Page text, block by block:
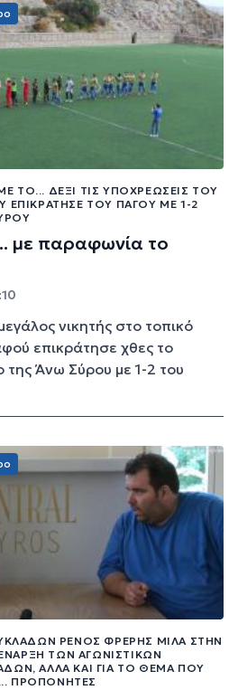
ΤΟ... ΔΕΞΊ ΤΙΣ ΥΠΟΧΡΕΏΣΕΙΣ ΤΟΥ
ΤΟΥ ΠΆΓΟΥ ΜΕ 1-2
με παραφωνία το
νικητής στο τοπικό
επικράτησε χθες το
Άνω Σύρου με 1-2 του
ΡΈΝΟΣ ΦΡΈΡΗΣ ΜΙΛΆ ΣΤΗΝ
ΤΩΝ ΑΓΩΝΙΣΤΙΚΏΝ
ΑΛΛΆ ΚΑΙ ΓΙΑ ΤΟ ΘΈΜΑ ΠΟΥ
ΠΡΟΠΟΝΗΤΈΣ